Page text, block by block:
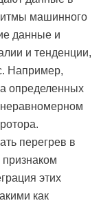
машинного
данные и
и тенденции,
Например,
определенных
неравномерном
перегрев в
признаком
этих
как